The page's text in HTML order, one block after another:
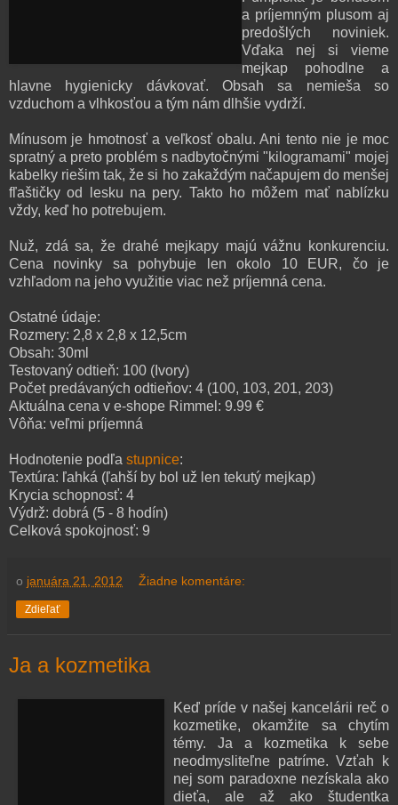
a príjemným plusom aj
predošlých noviniek.
Vďaka nej si vieme
mejkap pohodlne a
hlavne hygienicky dávkovať. Obsah sa nemieša so
vzduchom a vlhkosťou a tým nám dlhšie vydrží.
Mínusom je hmotnosť a veľkosť obalu. Ani tento nie je moc
spratný a preto problém s nadbytočnými "kilogramami" mojej
kabelky riešim tak, že si ho zakaždým načapujem do menšej
fľaštičky od lesku na pery. Takto ho môžem mať nablízku
vždy, keď ho potrebujem.
Nuž, zdá sa, že drahé mejkapy majú vážnu konkurenciu.
Cena novinky sa pohybuje len okolo 10 EUR, čo je
vzhľadom na jeho využitie viac než príjemná cena.
Ostatné údaje:
Rozmery: 2,8 x 2,8 x 12,5cm
Obsah: 30ml
Testovaný odtieň: 100 (Ivory)
Počet predávaných odtieňov: 4 (100, 103, 201, 203)
Aktuálna cena v e-shope Rimmel: 9.99 €
Vôňa: veľmi príjemná
Hodnotenie podľa stupnice:
Textúra: ľahká (ľahší by bol už len tekutý mejkap)
Krycia schopnosť: 4
Výdrž: dobrá (5 - 8 hodín)
Celková spokojnosť: 9
o januára 21, 2012 Žiadne komentáre:
Zdieľať
Ja a kozmetika
Keď príde v našej kancelárii reč o
kozmetike, okamžite sa chytím
témy. Ja a kozmetika k sebe
neodmysliteľne patríme. Vzťah k
nej som paradoxne nezískala ako
dieťa, ale až ako študentka